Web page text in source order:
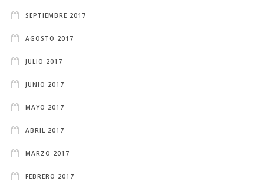
SEPTIEMBRE 2017
AGOSTO 2017
JULIO 2017
JUNIO 2017
MAYO 2017
ABRIL 2017
MARZO 2017
FEBRERO 2017